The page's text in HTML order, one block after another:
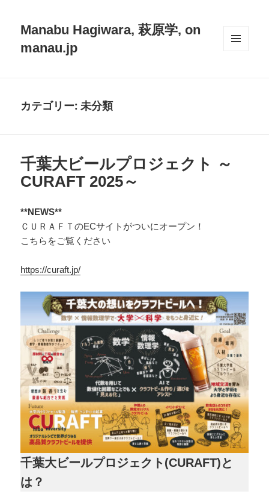
Manabu Hagiwara, 萩原学, on
manau.jp
カテゴリー:未分類
千葉大ビールプロジェクト ～
CURAFT 2025～
**NEWS**
ＣＵＲＡＦＴのECサイトがついにオープン！
こちらをご覧ください
https://curaft.jp/
千葉大ビールプロジェクト(CURAFT)と
は？